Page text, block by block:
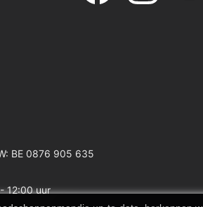
BE 0876 905 635
12:00 uur